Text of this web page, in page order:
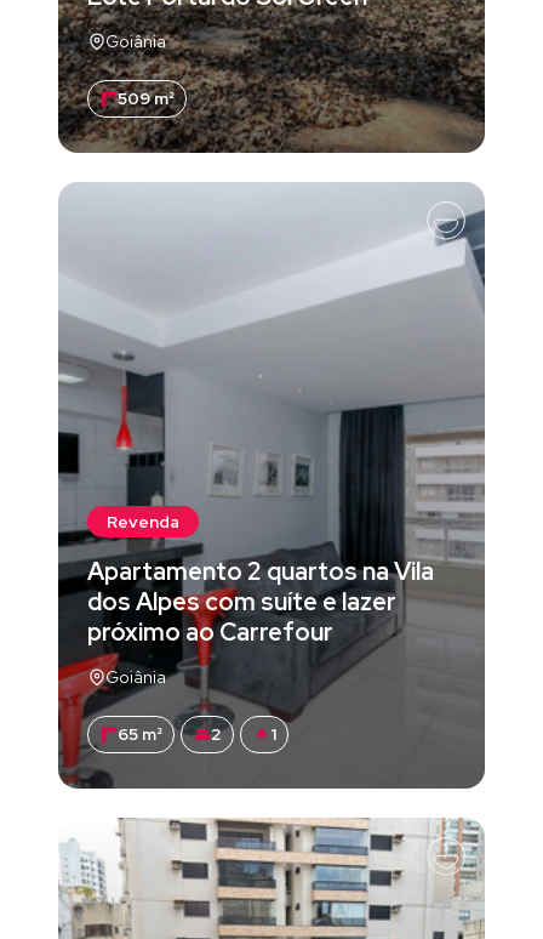
Goiânia
509 m²
Revenda
Apartamento 2 quartos na Vila
dos Alpes com suíte e lazer
próximo ao Carrefour
Goiânia
65 m² 2 1